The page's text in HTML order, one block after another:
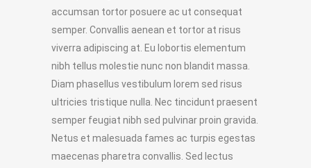
accumsan tortor posuere ac ut consequat
semper. Convallis aenean et tortor at risus
viverra adipiscing at. Eu lobortis elementum
nibh tellus molestie nunc non blandit massa.
Diam phasellus vestibulum lorem sed risus
ultricies tristique nulla. Nec tincidunt praesent
semper feugiat nibh sed pulvinar proin gravida.
Netus et malesuada fames ac turpis egestas
maecenas pharetra convallis. Sed lectus